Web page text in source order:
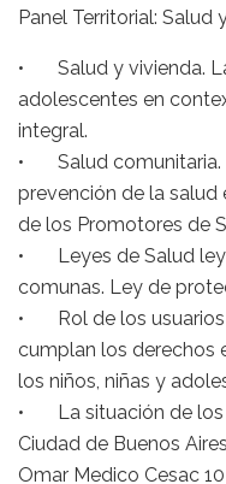
Panel Territorial: Salud
• Salud y vivienda.
adolescentes en
integral.
• Salud comunitaria.
prevención de la salud
de los Promotores de
• Leyes de Salud ley
comunas. Ley de
• Rol de los usuarios
cumplan los derechos
los niños, niñas y
• La situación de los
Ciudad de Buenos Aires
Omar Medico Cesac